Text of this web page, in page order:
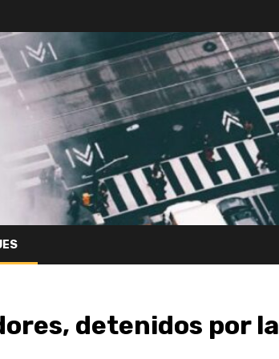
detenidos por la